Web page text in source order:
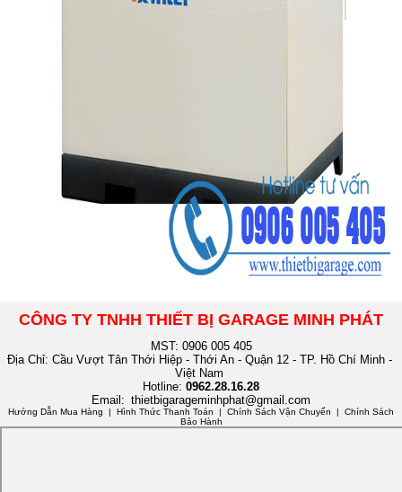
CÔNG TY TNHH THIẾT BỊ GARAGE MINH PHÁT
MST: 0906 005 405
Địa Chỉ: Cầu Vượt Tân Thới Hiệp - Thới An - Quận 12 - TP. Hồ Chí Minh -
Việt Nam
Hotline: 0962.28.16.28
Email: thietbigarageminhphat@gmail.com
Hướng Dẫn Mua Hàng | Hình Thức Thanh Toán | Chính Sách Vận Chuyển | Chính Sách
Bảo Hành